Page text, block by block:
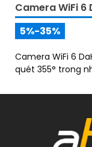
Camera WiFi 6
5%-35%
Camera WiFi 6
quét 355° trong